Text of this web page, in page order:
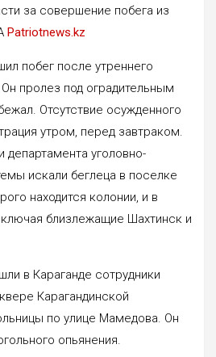
за совершение побега из
Patriotnews.kz
побег после утреннего
пролез под оградительным
Отсутствие осужденного
утром, перед завтраком.
департамента уголовно-
искали беглеца в поселке
находится колонии, и в
близлежащие Шахтинск и
в Караганде сотрудники
Карагандинской
по улице Мамедова. Он
опьянения.